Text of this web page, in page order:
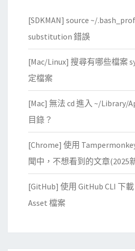
[SDKMAN] source ~/
substitution 錯誤
[Mac/Linux] 搜尋有哪些檔案
定檔案
[Mac] 無法 cd 進入 ~/Library/
目錄？
[Chrome] 使用
聞中，不想看到的文章(2025
[GitHub] 使用 GitHub CLI 下
Asset 檔案